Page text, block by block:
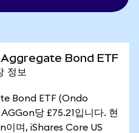
Aggregate Bond ETF
정보
Bond ETF (Ondo
당 £75.21입니다. 현
이며, iShares Core US